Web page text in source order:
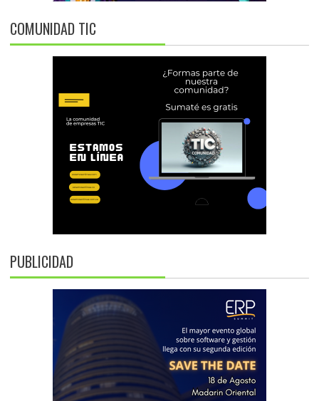
COMUNIDAD TIC
PUBLICIDAD